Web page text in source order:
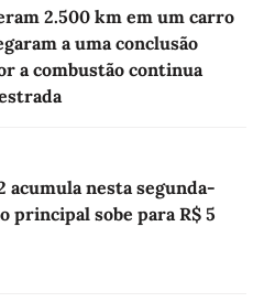
2.500 km em um carro
a uma conclusão
a combustão continua
acumula nesta segunda-
principal sobe para R$ 5